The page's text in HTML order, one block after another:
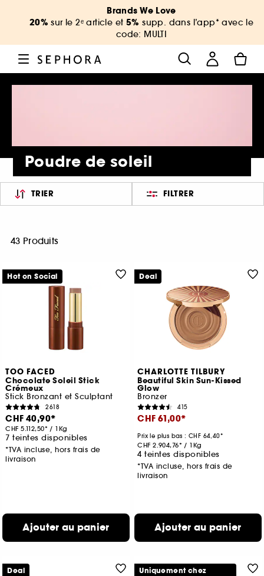
Brands We Love
20% sur le 2ᵉ article et 5% supp. dans l’app* avec le
code: MULTI
Poudre de soleil
TRIER FILTRER
43 Produits
TOO FACED
Chocolate Soleil Stick
Crémeux
Stick Bronzant et Sculptant
2618
CHF 40,90
CHF 5.112,50 / 1Kg
7 teintes disponibles
*TVA incluse, hors frais de
livraison
Ajouter au panier
Hot on Social
CHARLOTTE TILBURY
Beautiful Skin Sun-Kissed
Glow
Bronzer
415
CHF 61,00
Prix le plus bas :CHF 64,40
CHF 2.904,76 / 1Kg
4 teintes disponibles
*TVA incluse, hors frais de
livraison
Ajouter au panier
Deal
Deal
Uniquement chez